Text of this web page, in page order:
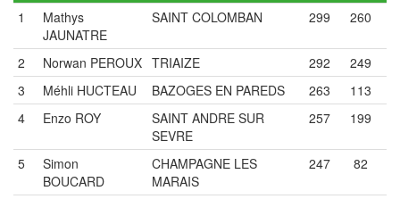
1
Mathys
JAUNATRE
SAINT COLOMBAN 299 260
2 Norwan PEROUX TRIAIZE 292
249
3
Méhli HUCTEAU BAZOGES EN PAREDS 263
113
4
Enzo ROY
SAINT ANDRE SUR
SEVRE
257 199
5
Simon
BOUCARD
CHAMPAGNE LES
MARAIS
247 82